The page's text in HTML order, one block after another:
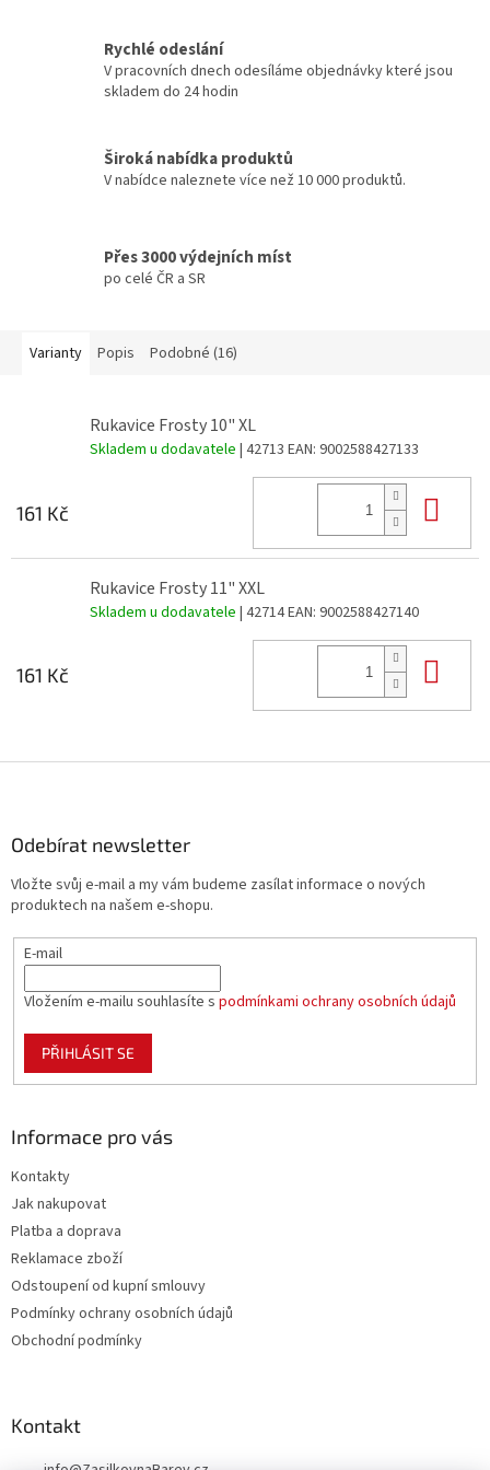
Rychlé odeslání
V pracovních dnech odesíláme objednávky které jsou
skladem do 24 hodin
Široká nabídka produktů
V nabídce naleznete více než 10 000 produktů.
Přes 3000 výdejních míst
po celé ČR a SR
Varianty Popis Podobné (16)
Rukavice Frosty 10" XL
Skladem u dodavatele | 42713 EAN: 9002588427133
161 Kč
Rukavice Frosty 11" XXL
Skladem u dodavatele | 42714EAN: 9002588427140
161 Kč
Odebírat newsletter
Vložte svůj e-mail a my vám budeme zasílat informace o nových
produktech na našem e-shopu.
E-mail
Vložením e-mailu souhlasíte s podmínkami ochrany osobních údajů
PŘIHLÁSIT SE
Informace pro vás
Kontakty
Jak nakupovat
Platba a doprava
Reklamace zboží
Odstoupení od kupní smlouvy
Podmínky ochrany osobních údajů
Obchodní podmínky
Kontakt